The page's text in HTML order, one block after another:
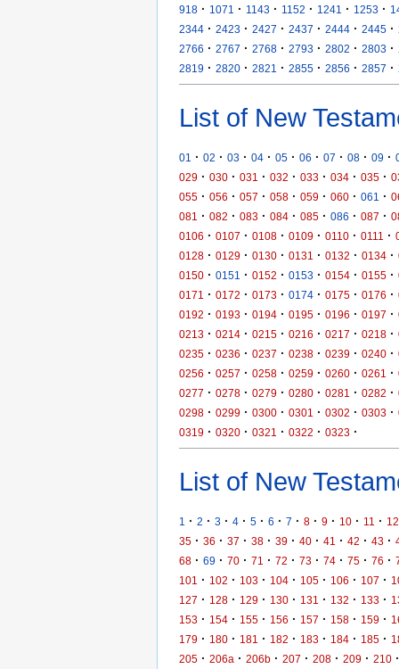
918 · 1071 · 1143 · 1152 · 1241 · 1253 ·
2344 · 2423 · 2427 · 2437 · 2444 · 2445 ·
2766 · 2767 · 2768 · 2793 · 2802 · 2803 ·
2819 · 2820 · 2821 · 2855 · 2856 · 2857 ·
List of New
01 · 02 · 03 · 04 · 05 · 06 · 07 · 08 · 09 ·
029 · 030 · 031 · 032 · 033 · 034 · 035 ·
055 · 056 · 057 · 058 · 059 · 060 · 061 ·
081
· 082 · 083 · 084 · 085 · 086 · 087 ·
0106 · 0107 · 0108 · 0109 · 0110 · 0111 ·
0128 · 0129 · 0130 · 0131 · 0132 · 0134 ·
0150 · 0151 · 0152 · 0153 · 0154 · 0155 ·
0171
· 0172 · 0173 · 0174 · 0175 · 0176 ·
0192 · 0193 · 0194 · 0195 · 0196 · 0197 ·
0213 · 0214 · 0215 · 0216 · 0217 · 0218 ·
0235 · 0236 · 0237 · 0238 · 0239 · 0240 ·
0256 · 0257 · 0258 · 0259 · 0260 · 0261 ·
0277 · 0278 · 0279 · 0280 · 0281 · 0282 ·
0298 · 0299 · 0300 · 0301 · 0302 · 0303 ·
0319 · 0320 · 0321 · 0322 · 0323 ·
List of New
1 · 2 · 3 · 4 · 5 · 6 · 7 · 8 · 9 · 10 · 11 · 12
35 · 36 · 37 · 38 · 39 · 40 · 41 · 42 · 43 ·
68 · 69 · 70 · 71 · 72 · 73 · 74 · 75 · 76 ·
101
· 102 · 103 · 104 · 105 · 106 · 107 ·
127 · 128 · 129 · 130 · 131 · 132 · 133 ·
153 · 154 · 155 · 156 · 157 · 158 · 159 ·
179 · 180 · 181 · 182 · 183 · 184 · 185 ·
205 · 206a · 206b · 207 · 208 · 209 · 210 ·